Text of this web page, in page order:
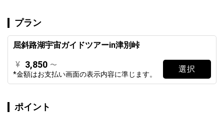
プラン
屈斜路湖宇宙ガイドツアーin津別峠
¥ 3,850 〜
*金額はお支払い画面の表示内容に準じます。
選択
ポイント